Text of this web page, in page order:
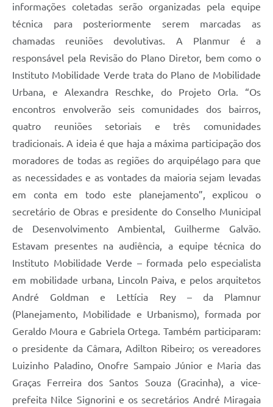
informações coletadas serão organizadas pela equipe
técnica para posteriormente serem marcadas as
chamadas reuniões devolutivas. A Planmur é a
responsável pela Revisão do Plano Diretor, bem como o
Instituto Mobilidade Verde trata do Plano de Mobilidade
Urbana, e Alexandra Reschke, do Projeto Orla. “Os
encontros envolverão seis comunidades dos bairros,
quatro reuniões setoriais e três comunidades
tradicionais. A ideia é que haja a máxima participação dos
moradores de todas as regiões do arquipélago para que
as necessidades e as vontades da maioria sejam levadas
em conta em todo este planejamento”, explicou o
secretário de Obras e presidente do Conselho Municipal
de Desenvolvimento Ambiental, Guilherme Galvão.
Estavam presentes na audiência, a equipe técnica do
Instituto Mobilidade Verde – formada pelo especialista
em mobilidade urbana, Lincoln Paiva, e pelos arquitetos
André Goldman e Lettícia Rey – da Plamnur
(Planejamento, Mobilidade e Urbanismo), formada por
Geraldo Moura e Gabriela Ortega. Também participaram:
o presidente da Câmara, Adilton Ribeiro; os vereadores
Luizinho Paladino, Onofre Sampaio Júnior e Maria das
Graças Ferreira dos Santos Souza (Gracinha), a vice-
prefeita Nilce Signorini e os secretários André Miragaia